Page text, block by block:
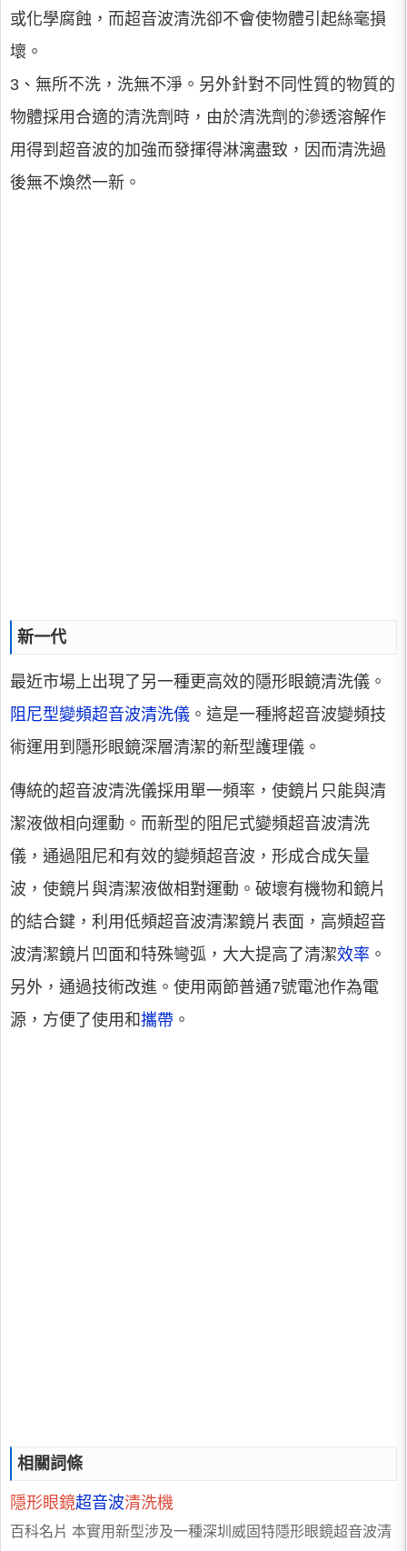
或化學腐蝕，而超音波清洗卻不會使物體引起絲毫損
壞。
3、無所不洗，洗無不淨。另外針對不同性質的物質的
物體採用合適的清洗劑時，由於清洗劑的滲透溶解作
用得到超音波的加強而發揮得淋漓盡致，因而清洗過
後無不煥然一新。
新一代
最近市場上出現了另一種更高效的隱形眼鏡清洗儀。
阻尼型變頻超音波清洗儀 。這是一種將超音波變頻技
術運用到隱形眼鏡深層清潔的新型護理儀。
傳統的超音波清洗儀採用單一頻率，使鏡片只能與清
潔液做相向運動。而新型的阻尼式變頻超音波清洗
儀，通過阻尼和有效的變頻超音波，形成合成矢量
波，使鏡片與清潔液做相對運動。破壞有機物和鏡片
的結合鍵，利用低頻超音波清潔鏡片表面，高頻超音
波清潔鏡片凹面和特殊彎弧，大大提高了清潔效率 。
另外，通過技術改進。使用兩節普通7號電池作為電
源，方便了使用和攜帶 。
相關詞條
隱形眼鏡超音波清洗機
百科名片 本實用新型涉及一種深圳威固特隱形眼鏡超音波清